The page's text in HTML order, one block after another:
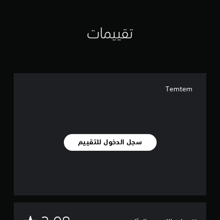
تقييمات
Temtem
سجل الدخول للتقييم